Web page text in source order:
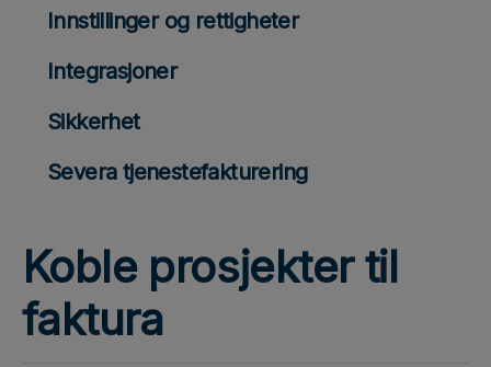
Innstillinger og rettigheter
Integrasjoner
Sikkerhet
Severa tjenestefakturering
Koble prosjekter til
faktura